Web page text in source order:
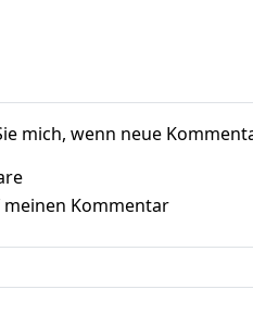
mich, wenn neue
Kommentar